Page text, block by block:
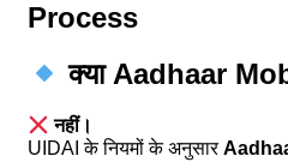
Process
क्या Aadhaar
नहीं।
UIDAI के नियमों के अनुसार